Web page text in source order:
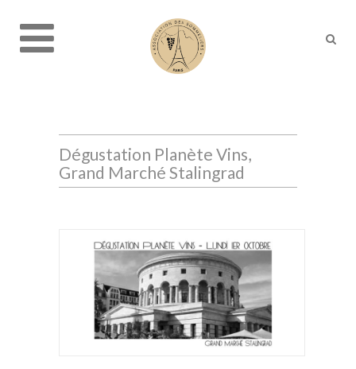
Dégustation Planète Vins,
Grand Marché Stalingrad